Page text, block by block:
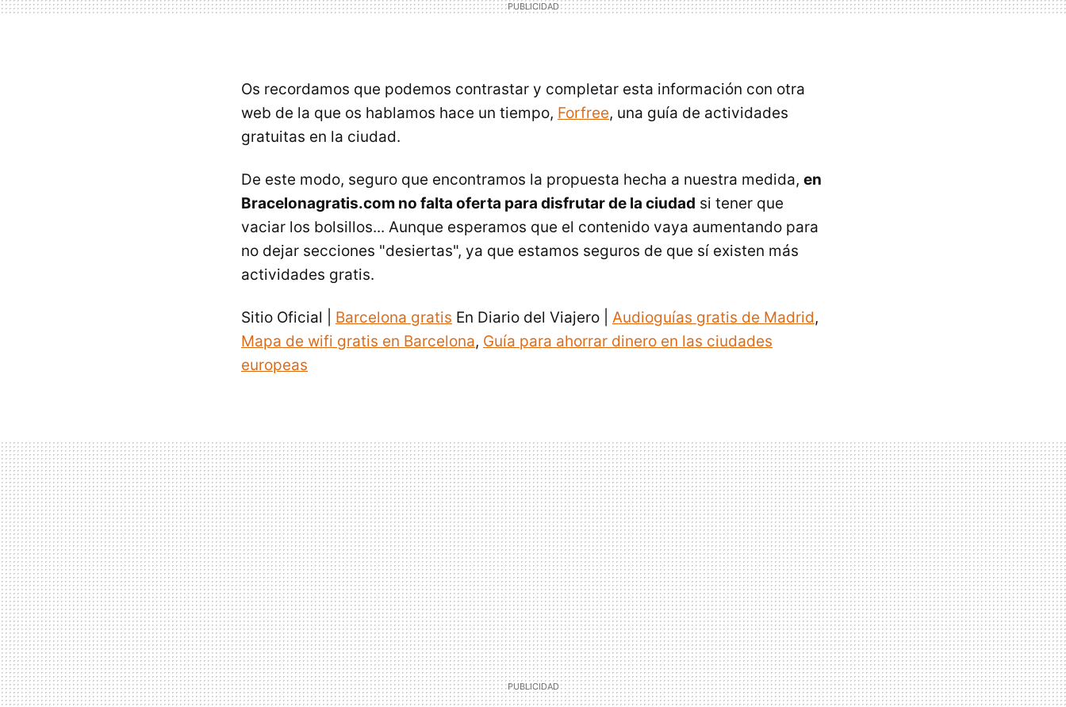
Os recordamos que podemos contrastar y completar esta información con otra
web de la que os hablamos hace un tiempo, Forfree, una guía de actividades
gratuitas en la ciudad.
De este modo, seguro que encontramos la propuesta hecha a nuestra medida, en
Bracelonagratis.com no falta oferta para disfrutar de la ciudad si tener que
vaciar los bolsillos... Aunque esperamos que el contenido vaya aumentando para
no dejar secciones "desiertas", ya que estamos seguros de que sí existen más
actividades gratis.
Sitio Oficial | Barcelona gratis En Diario del Viajero | Audioguías gratis de Madrid,
Mapa de wifi gratis en Barcelona, Guía para ahorrar dinero en las ciudades
europeas